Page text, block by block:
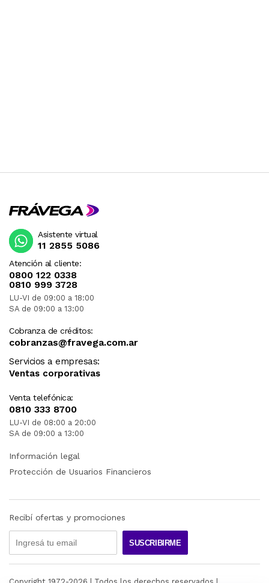
Atención al cliente:
0800 122 0338
0810 999 3728
LU-VI de 09:00 a 18:00
SA de 09:00 a 13:00
Cobranza de créditos:
cobranzas@fravega.com.ar
Servicios a empresas:
Ventas corporativas
Venta telefónica:
0810 333 8700
LU-VI de 08:00 a 20:00
SA de 09:00 a 13:00
Asistente virtual
11 2855 5086
Información legal
Protección de Usuarios Financieros
Recibí ofertas y promociones
SUSCRIBIRME